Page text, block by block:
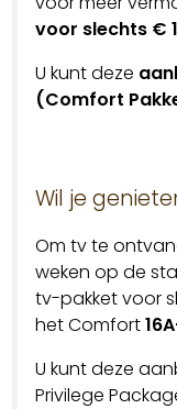
voor slechts €
U kunt deze
(Comfort
Wil je
Om tv te
weken op de
tv-pakket voor
het Comfort
U kunt deze
Privilege